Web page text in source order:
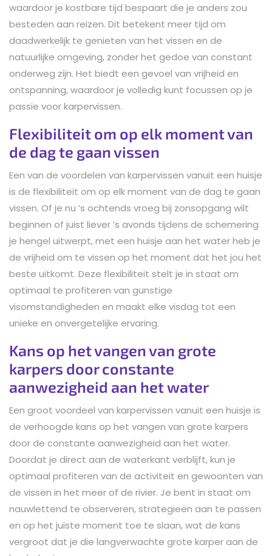
waardoor je kostbare tijd bespaart die je anders zou
besteden aan reizen. Dit betekent meer tijd om
daadwerkelijk te genieten van het vissen en de
natuurlijke omgeving, zonder het gedoe van constant
onderweg zijn. Het biedt een gevoel van vrijheid en
ontspanning, waardoor je volledig kunt focussen op je
passie voor karpervissen.
Flexibiliteit om op elk moment van
de dag te gaan vissen
Een van de voordelen van karpervissen vanuit een huisje
is de flexibiliteit om op elk moment van de dag te gaan
vissen. Of je nu ’s ochtends vroeg bij zonsopgang wilt
beginnen of juist liever ’s avonds tijdens de schemering
je hengel uitwerpt, met een huisje aan het water heb je
de vrijheid om te vissen op het moment dat het jou het
beste uitkomt. Deze flexibiliteit stelt je in staat om
optimaal te profiteren van gunstige
visomstandigheden en maakt elke visdag tot een
unieke en onvergetelijke ervaring.
Kans op het vangen van grote
karpers door constante
aanwezigheid aan het water
Een groot voordeel van karpervissen vanuit een huisje is
de verhoogde kans op het vangen van grote karpers
door de constante aanwezigheid aan het water.
Doordat je direct aan de waterkant verblijft, kun je
optimaal profiteren van de activiteit en gewoonten van
de vissen in het meer of de rivier. Je bent in staat om
nauwlettend te observeren, strategieën aan te passen
en op het juiste moment toe te slaan, wat de kans
vergroot dat je die langverwachte grote karper aan de